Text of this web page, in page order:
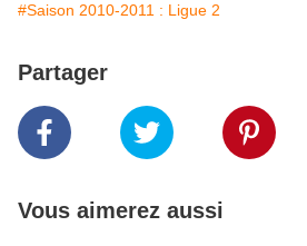
#Saison 2010-2011 : Ligue 2
Partager
Vous aimerez aussi